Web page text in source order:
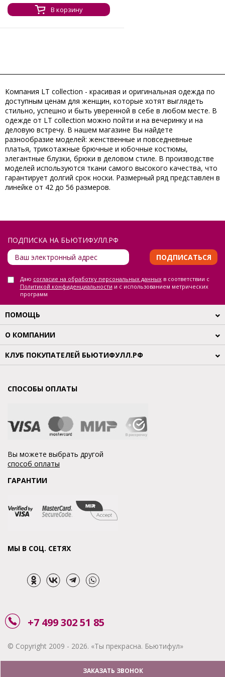
В корзину
Компания LT collection - красивая и оригинальная одежда по
доступным ценам для женщин, которые хотят выглядеть
стильно, успешно и быть уверенной в себе в любом месте. В
одежде от LT collection можно пойти и на вечеринку и на
деловую встречу. В нашем магазине Вы найдете
разнообразие моделей: женственные и повседневные
платья, трикотажные брючные и юбочные костюмы,
элегантные блузки, брюки в деловом стиле. В производстве
моделей используются ткани самого высокого качества, что
гарантирует долгий срок носки. Размерный ряд представлен в
линейке от 42 до 56 размеров.
ПОДПИСКА НА БЬЮТИФУЛЛ.РФ
ПОДПИСАТЬСЯ
Даю согласие на обработку персональных данныхв соответствии с
Политикой конфиденциальности и с использованием метрических
программ
ПОМОЩЬ
О КОМПАНИИ
КЛУБ ПОКУПАТЕЛЕЙ БЬЮТИФУЛЛ.РФ
СПОСОБЫ ОПЛАТЫ
Вы можете выбрать другой
способ оплаты
ГАРАНТИИ
МЫ В СОЦ. СЕТЯХ
+7 499 302 51 85
© Copyright 2009 - 2026. «Ты прекрасна. Бьютифул»
ЗАКАЗАТЬ ЗВОНОК